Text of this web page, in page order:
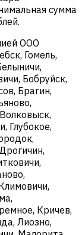
сумма
ООО
Гомель,
Бобруйск,
Брагин,
Глубокое,
Кричев,
Лиозно,